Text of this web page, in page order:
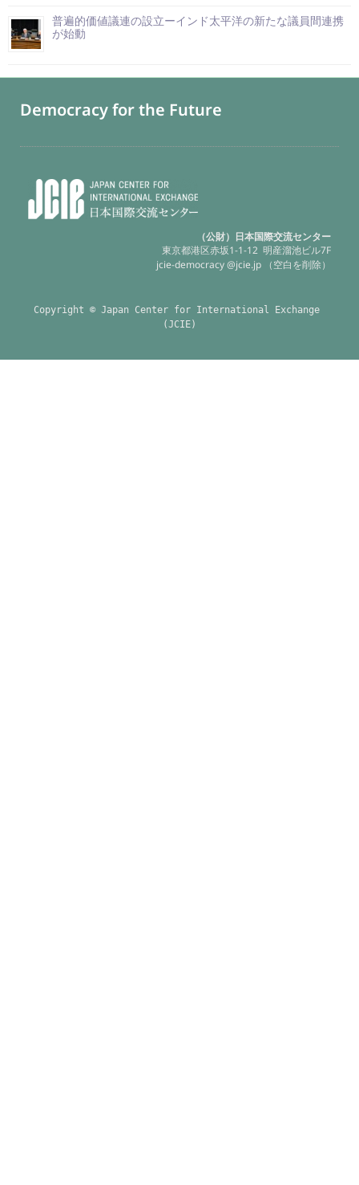
普遍的価値議連の設立ーインド太平洋の新たな議員間連携
が始動
Democracy for the Future
（公財）日本国際交流センター
東京都港区赤坂1-1-12 明産溜池ビル7F
jcie-democracy @jcie.jp （空白を削除）
Copyright © Japan Center for International Exchange
(JCIE)